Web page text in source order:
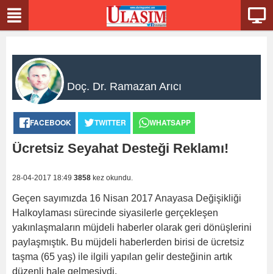
Doç. Dr. Ramazan Arıcı
FACEBOOK TWITTER WHATSAPP
Ücretsiz Seyahat Desteği Reklamı!
28-04-2017 18:49 3858 kez okundu.
Geçen sayımızda 16 Nisan 2017 Anayasa Değişikliği
Halkoylaması sürecinde siyasilerle gerçekleşen
yakınlaşmaların müjdeli haberler olarak geri dönüşlerini
paylaşmıştık. Bu müjdeli haberlerden birisi de ücretsiz
taşma (65 yaş) ile ilgili yapılan gelir desteğinin artık
düzenli hale gelmesiydi.